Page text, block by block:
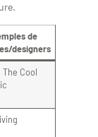
de
designers
The Cool